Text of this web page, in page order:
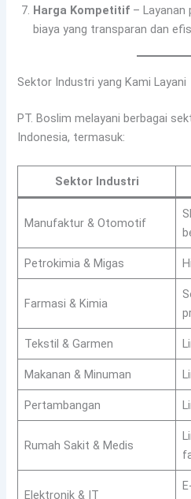
Harga Kompetitif –
biaya yang transparan dan
Sektor Industri yang Kami Layani
PT. Boslim melayani berbagai
Indonesia, termasuk:
Sektor Industri
Manufaktur & Otomotif
Petrokimia & Migas
Farmasi & Kimia
Tekstil & Garmen
Makanan & Minuman
Pertambangan
Rumah Sakit & Medis
Elektronik & IT